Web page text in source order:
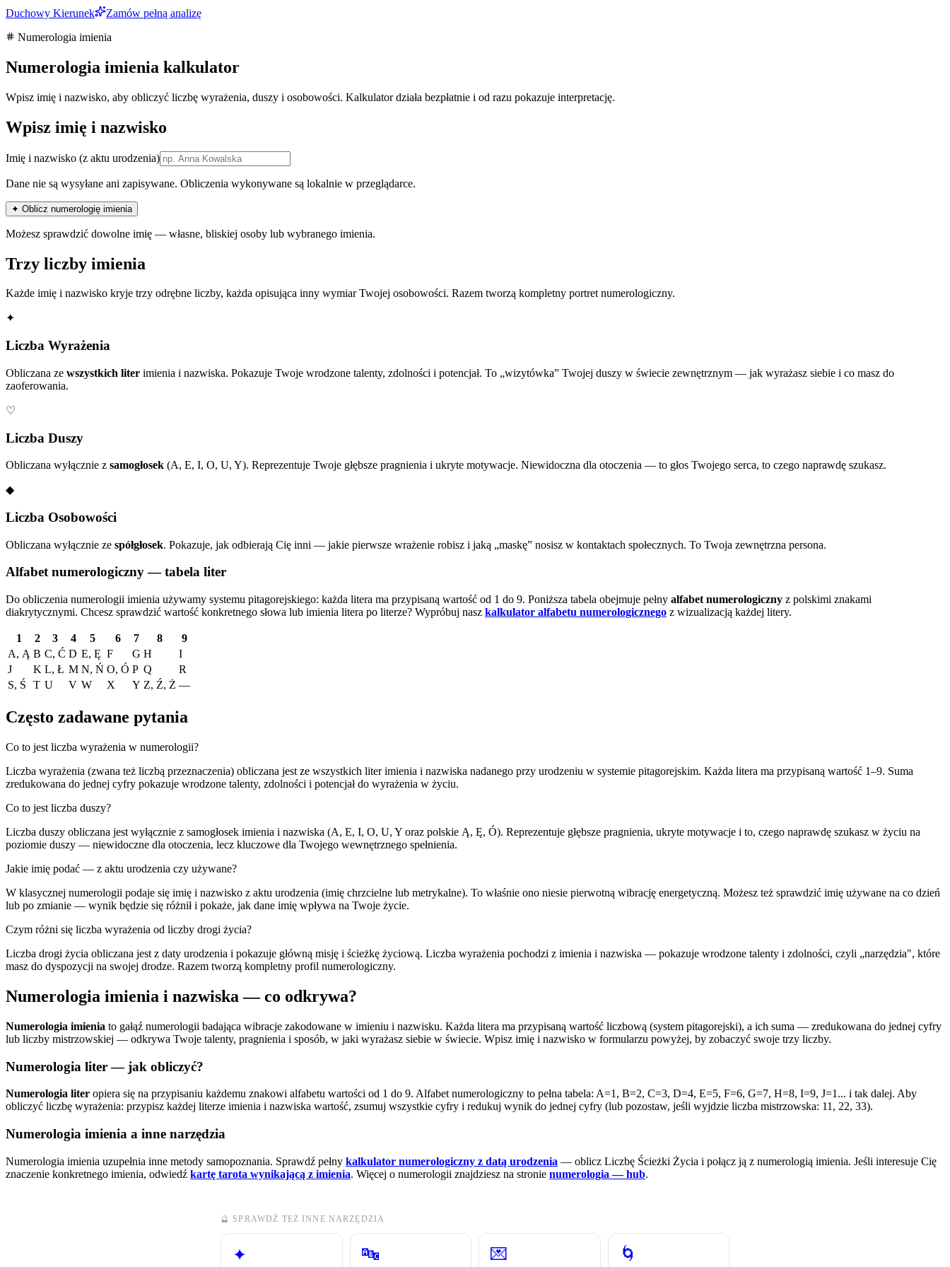
Duchowy Kierunek
Zamów pełną analizę
Numerologia imienia
Numerologia imienia kalkulator
Wpisz imię i nazwisko, aby obliczyć liczbę wyrażenia, duszy i osobowości. Kalkulator działa bezpłatnie i od razu pokazuje interpretację.
Wpisz imię i nazwisko
Imię i nazwisko (z aktu urodzenia)
Dane nie są wysyłane ani zapisywane. Obliczenia wykonywane są lokalnie w przeglądarce.
✦ Oblicz numerologię imienia
Możesz sprawdzić dowolne imię — własne, bliskiej osoby lub wybranego imienia.
Trzy liczby imienia
Każde imię i nazwisko kryje trzy odrębne liczby, każda opisująca inny wymiar Twojej osobowości. Razem tworzą kompletny portret numerologiczny.
✦
Liczba Wyrażenia
Obliczana ze wszystkich liter imienia i nazwiska. Pokazuje Twoje wrodzone talenty, zdolności i potencjał. To „wizytówka” Twojej duszy w świecie zewnętrznym — jak wyrażasz siebie i co masz do
zaoferowania.
♡
Liczba Duszy
Obliczana wyłącznie z samogłosek (A, E, I, O, U, Y). Reprezentuje Twoje głębsze pragnienia i ukryte motywacje. Niewidoczna dla otoczenia — to głos Twojego serca, to czego naprawdę szukasz.
◆
Liczba Osobowości
Obliczana wyłącznie ze spółgłosek. Pokazuje, jak odbierają Cię inni — jakie pierwsze wrażenie robisz i jaką „maskę” nosisz w kontaktach społecznych. To Twoja zewnętrzna persona.
Alfabet numerologiczny — tabela liter
Do obliczenia numerologii imienia używamy systemu pitagorejskiego: każda litera ma przypisaną wartość od 1 do 9. Poniższa tabela obejmuje pełny alfabet numerologiczny z polskimi znakami
diakrytycznymi. Chcesz sprawdzić wartość konkretnego słowa lub imienia litera po literze? Wypróbuj nasz kalkulator alfabetu numerologicznego z wizualizacją każdej litery.
1 2 3 4 5 6 7 8
9
A, Ą B C, Ć D E, Ę F G H
I
J
K L, Ł M N, Ń O, Ó P Q
R
S, Ś
T U V W X Y Z, Ź, Ż —
Często zadawane pytania
Co to jest liczba wyrażenia w numerologii?
Liczba wyrażenia (zwana też liczbą przeznaczenia) obliczana jest ze wszystkich liter imienia i nazwiska nadanego przy urodzeniu w systemie pitagorejskim. Każda litera ma przypisaną wartość 1–9. Suma
zredukowana do jednej cyfry pokazuje wrodzone talenty, zdolności i potencjał do wyrażenia w życiu.
Co to jest liczba duszy?
Liczba duszy obliczana jest wyłącznie z samogłosek imienia i nazwiska (A, E, I, O, U, Y oraz polskie Ą, Ę, Ó). Reprezentuje głębsze pragnienia, ukryte motywacje i to, czego naprawdę szukasz w życiu na
poziomie duszy — niewidoczne dla otoczenia, lecz kluczowe dla Twojego wewnętrznego spełnienia.
Jakie imię podać — z aktu urodzenia czy używane?
W klasycznej numerologii podaje się imię i nazwisko z aktu urodzenia (imię chrzcielne lub metrykalne). To właśnie ono niesie pierwotną wibrację energetyczną. Możesz też sprawdzić imię używane na co dzień
lub po zmianie — wynik będzie się różnił i pokaże, jak dane imię wpływa na Twoje życie.
Czym różni się liczba wyrażenia od liczby drogi życia?
Liczba drogi życia obliczana jest z daty urodzenia i pokazuje główną misję i ścieżkę życiową. Liczba wyrażenia pochodzi z imienia i nazwiska — pokazuje wrodzone talenty i zdolności, czyli „narzędzia", które
masz do dyspozycji na swojej drodze. Razem tworzą kompletny profil numerologiczny.
Numerologia imienia i nazwiska — co odkrywa?
Numerologia imienia to gałąź numerologii badająca wibracje zakodowane w imieniu i nazwisku. Każda litera ma przypisaną wartość liczbową (system pitagorejski), a ich suma — zredukowana do jednej cyfry
lub liczby mistrzowskiej — odkrywa Twoje talenty, pragnienia i sposób, w jaki wyrażasz siebie w świecie. Wpisz imię i nazwisko w formularzu powyżej, by zobaczyć swoje trzy liczby.
Numerologia liter — jak obliczyć?
Numerologia liter opiera się na przypisaniu każdemu znakowi alfabetu wartości od 1 do 9. Alfabet numerologiczny to pełna tabela: A=1, B=2, C=3, D=4, E=5, F=6, G=7, H=8, I=9, J=1... i tak dalej. Aby
obliczyć liczbę wyrażenia: przypisz każdej literze imienia i nazwiska wartość, zsumuj wszystkie cyfry i redukuj wynik do jednej cyfry (lub pozostaw, jeśli wyjdzie liczba mistrzowska: 11, 22, 33).
Numerologia imienia a inne narzędzia
Numerologia imienia uzupełnia inne metody samopoznania. Sprawdź pełny kalkulator numerologiczny z datą urodzenia — oblicz Liczbę Ścieżki Życia i połącz ją z numerologią imienia. Jeśli interesuje Cię
znaczenie konkretnego imienia, odwiedź kartę tarota wynikającą z imienia. Więcej o numerologii znajdziesz na stronie numerologia — hub.
🔮 SPRAWDŹ TEŻ INNE NARZĘDZIA
✦ 🔤 💌 🌀